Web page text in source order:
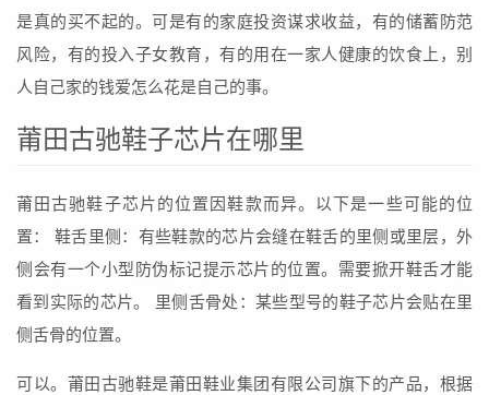
是真的买不起的。可是有的家庭投资谋求收益，有的储蓄防范
风险，有的投入子女教育，有的用在一家人健康的饮食上，别
人自己家的钱爱怎么花是自己的事。
莆田古驰鞋子芯片在哪里
莆田古驰鞋子芯片的位置因鞋款而异。以下是一些可能的位
置： 鞋舌里侧：有些鞋款的芯片会缝在鞋舌的里侧或里层，外
侧会有一个小型防伪标记提示芯片的位置。需要掀开鞋舌才能
看到实际的芯片。 里侧舌骨处：某些型号的鞋子芯片会贴在里
侧舌骨的位置。
可以。莆田古驰鞋是莆田鞋业集团有限公司旗下的产品，根据